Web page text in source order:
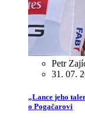
Petr
31. 07.
„Lance jeho
o Pogačarovi